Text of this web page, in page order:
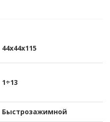
44х44х115
1÷13
Быстрозажимной